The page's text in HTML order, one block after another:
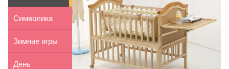
детскою
кровать-манеж
Символика
цвета в
детском
Зимние игры
для детей
День